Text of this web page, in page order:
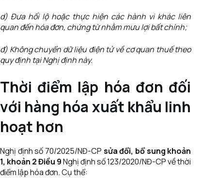
d) Đưa hối lộ hoặc thực hiện các hành vi khác liên
quan đến hóa đơn, chứng từ nhằm mưu lợi bất chính;
đ) Không chuyển dữ liệu điện tử về cơ quan thuế theo
quy định tại Nghị định này.
Thời điểm lập hóa đơn đối
với hàng hóa xuất khẩu linh
hoạt hơn
Nghị định số 70/2025/NĐ-CP sửa đổi, bổ sung khoản
1, khoản 2 Điều 9Nghị định số 123/2020/NĐ-CP về thời
điểm lập hóa đơn. Cụ thể: